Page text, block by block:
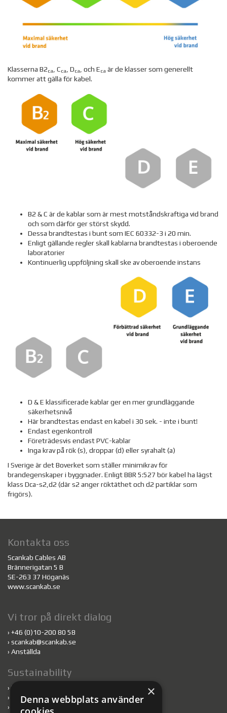
Klasserna B2ca , Cca , Dca , och Eca är de klasser som generellt
kommer att gälla för kabel.
B2 & C är de kablar som är mest motståndskraftiga vid brand
och som därför ger störst skydd.
Dessa brandtestas i bunt som IEC 60332-3 i 20 min.
Enligt gällande regler skall kablarna brandtestas i oberoende
laboratorier
Kontinuerlig uppföljning skall ske av oberoende instans
D & E klassificerade kablar ger en mer grundläggande
säkerhetsnivå
Här brandtestas endast en kabel i 30 sek. - inte i bunt!
Endast egenkontroll
Företrädesvis endast PVC-kablar
Inga krav på rök (s), droppar (d) eller syrahalt (a)
I Sverige är det Boverket som ställer minimikrav för
brandegenskaper i byggnader. Enligt BBR 5:527 bör kabel ha lägst
klass Dca-s2,d2 (där s2 anger röktäthet och d2 partiklar som
frigörs).
Kontakta oss
Scankab Cables AB
Brännerigatan 5 B
SE-263 37 Höganäs
www.scankab.se
Vi tror på direkt dialog
› +46 (0)10-200 80 58
› scankab@scankab.se
› Anställda
Sustainability
›Hållbarhet
›
Kablar till hållbart byggande
›
Byggvarubedömningen/SundaHus
×
Denna webbplats använder